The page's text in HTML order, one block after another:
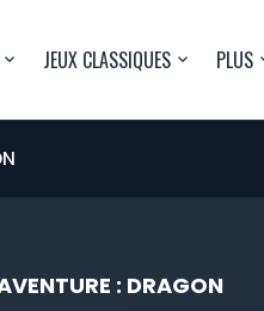
JEUX CLASSIQUES PLUS
: DRAGON